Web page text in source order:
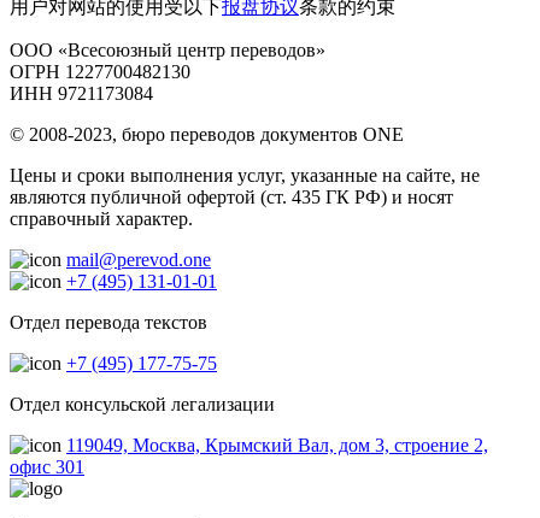
用户对网站的使用受以下报盘协议条款的约束
ООО «Всесоюзный центр переводов»
ОГРН 1227700482130
ИНН 9721173084
© 2008-2023, бюро переводов документов ONE
Цены и сроки выполнения услуг, указанные на сайте, не
являются публичной офертой (ст. 435 ГК РФ) и носят
справочный характер.
mail@perevod.one
+7 (495) 131-01-01
Отдел перевода текстов
+7 (495) 177-75-75
Отдел консульской легализации
119049, Москва, Крымский Вал, дом 3, строение 2,
офис 301